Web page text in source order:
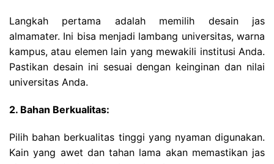
Langkah pertama adalah memilih desain jas
almamater. Ini bisa menjadi lambang universitas, warna
kampus, atau elemen lain yang mewakili institusi Anda.
Pastikan desain ini sesuai dengan keinginan dan nilai
universitas Anda.
2. Bahan Berkualitas:
Pilih bahan berkualitas tinggi yang nyaman digunakan.
Kain yang awet dan tahan lama akan memastikan jas